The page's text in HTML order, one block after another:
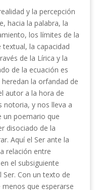
y la percepción
hacia la palabra, la
los límites de la
la capacidad
de la Lírica y la
de la ecuación es
la orfandad de
autor a la hora de
notoria, y nos lleva a
un poemario que
disociado de la
Aquí el Ser ante la
relación entre
el subsiguiente
Con un texto de
que esperarse